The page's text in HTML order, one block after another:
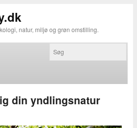
natur, miljø og grøn omstilling.
din yndlingsnatur